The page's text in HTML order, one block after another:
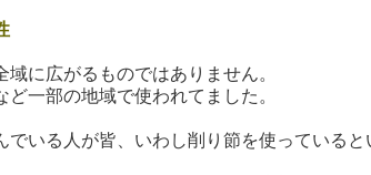
に広がるものではありません。
一部の地域で使われてました。
いる人が皆、いわし削り節を使っていると